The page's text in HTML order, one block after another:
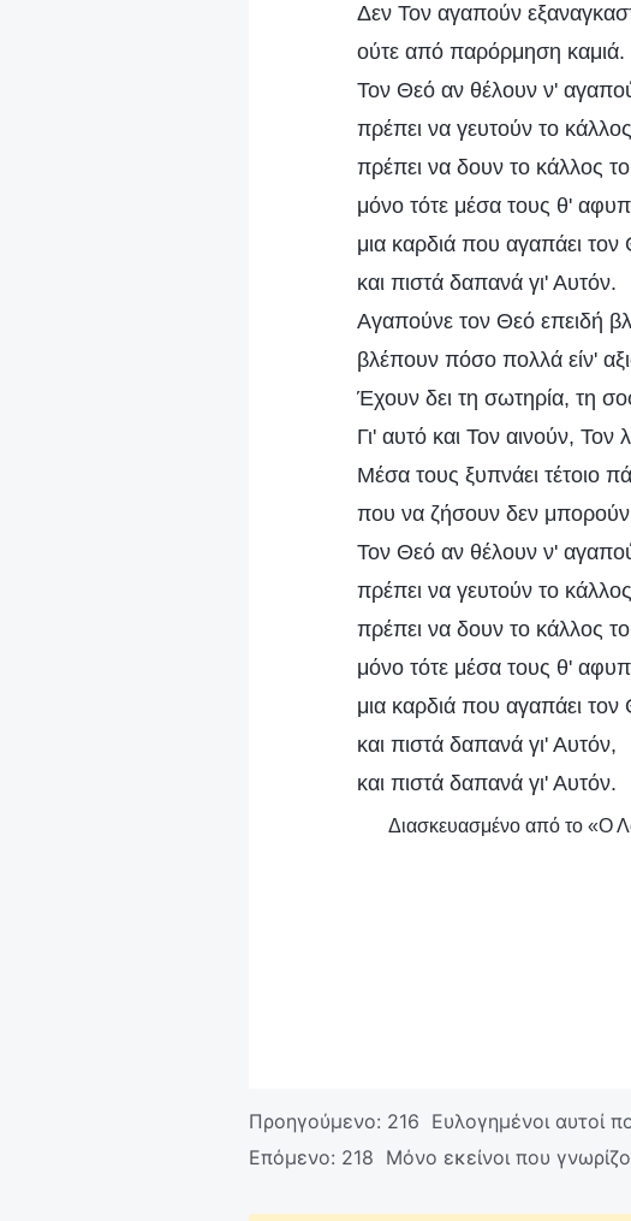
Δεν Τον αγαπούν
ούτε από παρόρμηση καμιά.
Τον Θεό αν θέλουν ν'
πρέπει να γευτούν το
πρέπει να δουν το κάλλος
μόνο τότε μέσα τους θ'
μια καρδιά που αγαπάει τον
και πιστά δαπανά γι' Αυτόν.
Αγαπούνε τον Θεό επειδή
βλέπουν πόσο πολλά είν'
Έχουν δει τη σωτηρία, τη
Γι' αυτό και Τον αινούν, Τον
Mέσα τους ξυπνάει τέτοιο
που να ζήσουν δεν
Τον Θεό αν θέλουν ν'
πρέπει να γευτούν το
πρέπει να δουν το κάλλος
μόνο τότε μέσα τους θ'
μια καρδιά που αγαπάει τον
και πιστά δαπανά γι' Αυτόν,
και πιστά δαπανά γι' Αυτόν.
Διασκευασμένο από το «Ο
Προηγούμενο: 216 Ευλογημένοι αυτοί
Επόμενο: 218 Μόνο εκείνοι που